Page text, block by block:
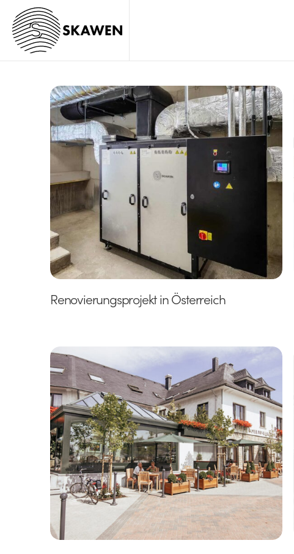
Renovierungsprojekt in Österreich